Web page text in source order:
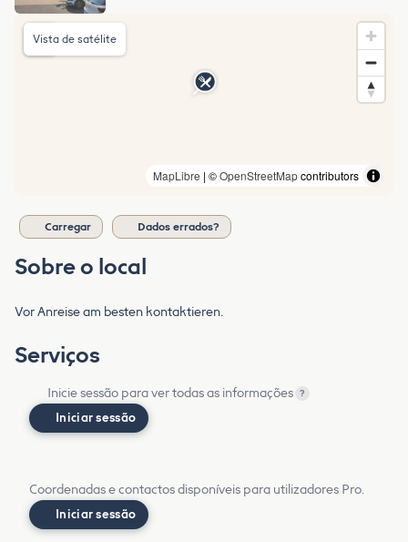
MapLibre | ©OpenStreetMapcontributors
Vista de satélite
Carregar Dados errados?
Sobre o local
Vor Anreise am besten kontaktieren.
Serviços
Inicie sessão para ver todas as informações ?
Iniciar sessão
Coordenadas e contactos disponíveis para utilizadores Pro.
Iniciar sessão